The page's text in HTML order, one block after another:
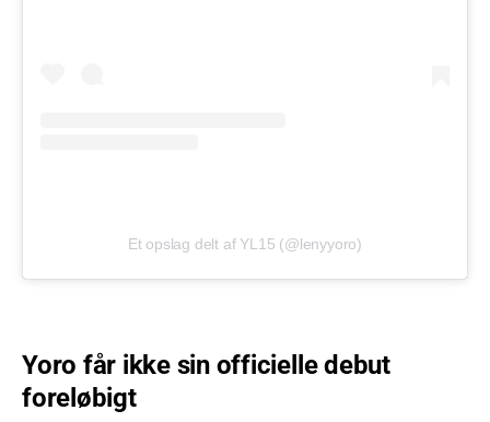
Et opslag delt af YL15 (@lenyyoro)
Yoro får ikke sin officielle debut
foreløbigt